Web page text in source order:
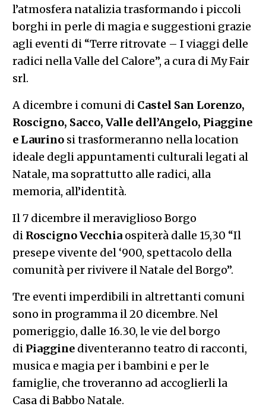
l’atmosfera natalizia trasformando i piccoli
borghi in perle di magia e suggestioni grazie
agli eventi di “Terre ritrovate – I viaggi delle
radici nella Valle del Calore”, a cura di My Fair
srl.
A dicembre i comuni di Castel San Lorenzo,
Roscigno, Sacco, Valle dell’Angelo, Piaggine
e Laurinosi trasformeranno nella location
ideale degli appuntamenti culturali legati al
Natale, ma soprattutto alle radici, alla
memoria, all’identità.
Il 7 dicembre il meraviglioso Borgo
di Roscigno Vecchiaospiterà dalle 15,30 “Il
presepe vivente del ‘900, spettacolo della
comunità per rivivere il Natale del Borgo”.
Tre eventi imperdibili in altrettanti comuni
sono in programma il 20 dicembre. Nel
pomeriggio, dalle 16.30, le vie del borgo
di Piagginediventeranno teatro di racconti,
musica e magia per i bambini e per le
famiglie, che troveranno ad accoglierli la
Casa di Babbo Natale.